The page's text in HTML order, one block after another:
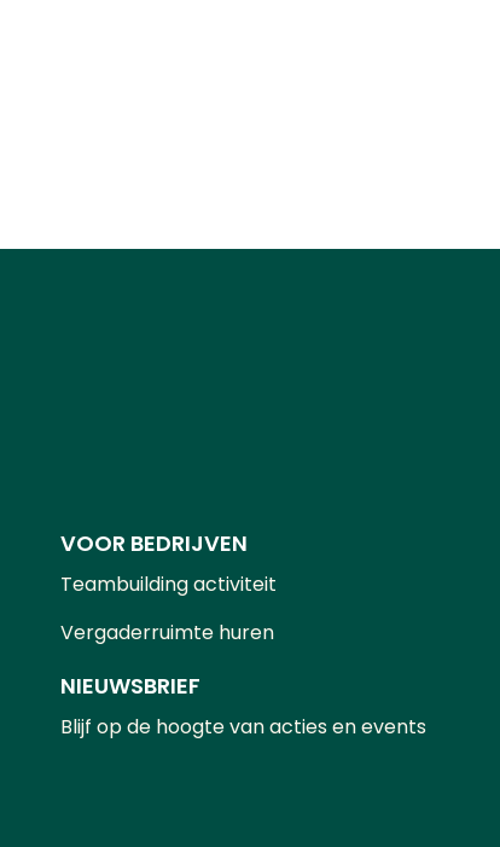
VOOR BEDRIJVEN
Teambuilding activiteit
Vergaderruimte huren
NIEUWSBRIEF
Blijf op de hoogte van acties en events